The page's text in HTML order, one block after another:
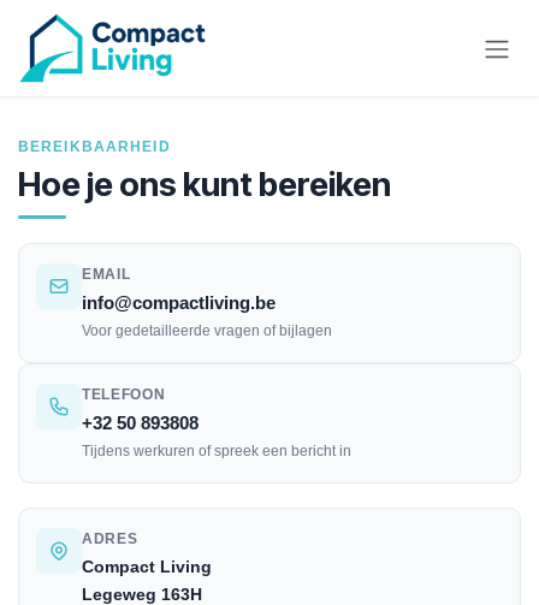
BEREIKBAARHEID
Hoe je ons kunt bereiken
EMAIL
info@compactliving.be
Voor gedetailleerde vragen of bijlagen
TELEFOON
+32 50 893808
Tijdens werkuren of spreek een bericht in
ADRES
Compact Living
Legeweg 163H